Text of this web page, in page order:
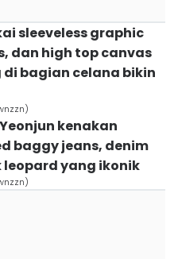
sleeveless graphic
dan high top canvas
di bagian celana bikin
kenakan
baggy jeans, denim
leopard yang ikonik